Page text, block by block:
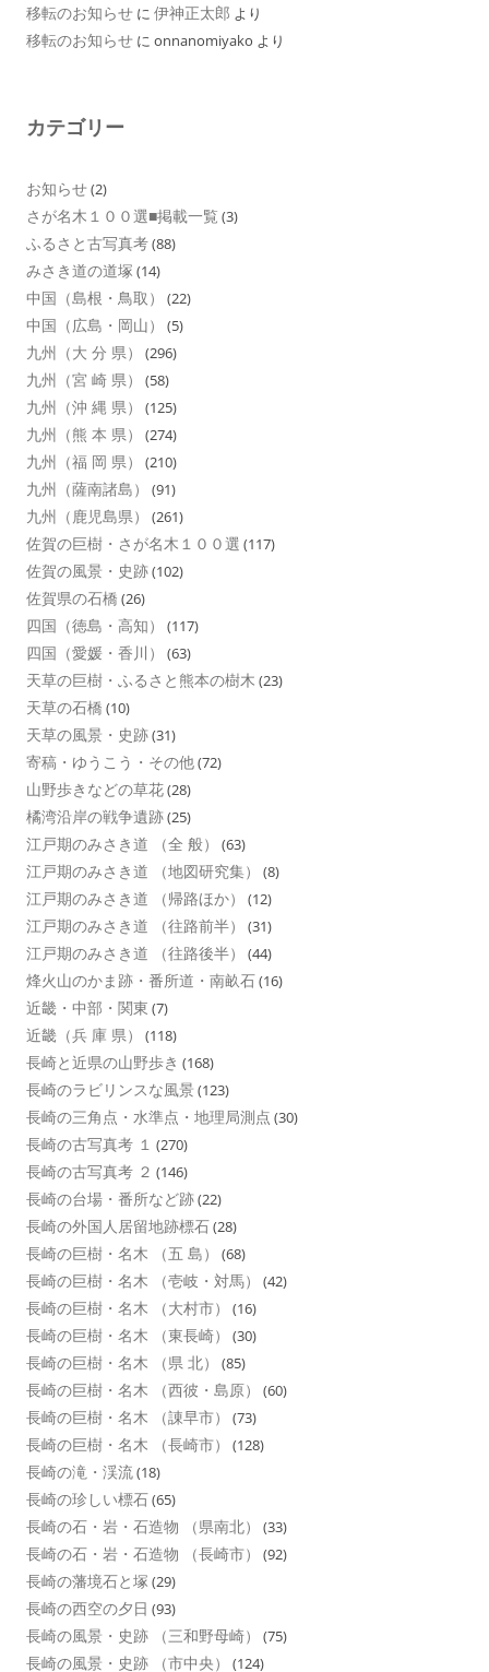
移転のお知らせ に 伊神正太郎 より
移転のお知らせ に onnanomiyako より
カテゴリー
お知らせ(2)
さが名木１００選■掲載一覧 (3)
ふるさと古写真考(88)
みさき道の道塚 (14)
中国（島根・鳥取） (22)
中国（広島・岡山） (5)
九州（大 分 県） (296)
九州（宮 崎 県） (58)
九州（沖 縄 県） (125)
九州（熊 本 県） (274)
九州（福 岡 県） (210)
九州（薩南諸島） (91)
九州（鹿児島県） (261)
佐賀の巨樹・さが名木１００選 (117)
佐賀の風景・史跡(102)
佐賀県の石橋 (26)
四国（徳島・高知） (117)
四国（愛媛・香川） (63)
天草の巨樹・ふるさと熊本の樹木 (23)
天草の石橋 (10)
天草の風景・史跡(31)
寄稿・ゆうこう・その他(72)
山野歩きなどの草花(28)
橘湾沿岸の戦争遺跡(25)
江戸期のみさき道 （全 般） (63)
江戸期のみさき道 （地図研究集） (8)
江戸期のみさき道 （帰路ほか） (12)
江戸期のみさき道 （往路前半） (31)
江戸期のみさき道 （往路後半） (44)
烽火山のかま跡・番所道・南畝石(16)
近畿・中部・関東 (7)
近畿（兵 庫 県） (118)
長崎と近県の山野歩き (168)
長崎のラビリンスな風景 (123)
長崎の三角点・水準点・地理局測点 (30)
長崎の古写真考 １ (270)
長崎の古写真考 ２ (146)
長崎の台場・番所など跡(22)
長崎の外国人居留地跡標石(28)
長崎の巨樹・名木 （五 島） (68)
長崎の巨樹・名木 （壱岐・対馬） (42)
長崎の巨樹・名木 （大村市） (16)
長崎の巨樹・名木 （東長崎） (30)
長崎の巨樹・名木 （県 北） (85)
長崎の巨樹・名木 （西彼・島原） (60)
長崎の巨樹・名木 （諌早市） (73)
長崎の巨樹・名木 （長崎市） (128)
長崎の滝・渓流(18)
長崎の珍しい標石(65)
長崎の石・岩・石造物 （県南北） (33)
長崎の石・岩・石造物 （長崎市） (92)
長崎の藩境石と塚 (29)
長崎の西空の夕日 (93)
長崎の風景・史跡 （三和野母崎） (75)
長崎の風景・史跡 （市中央） (124)